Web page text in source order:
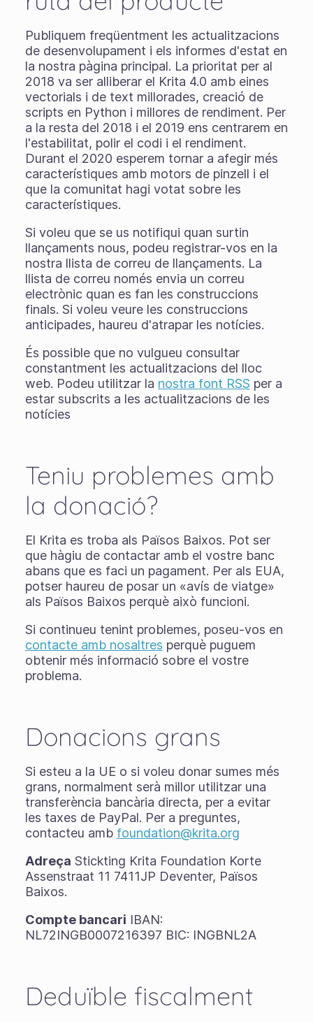
Publiquem freqüentment les actualitzacions
de desenvolupament i els informes d'estat en
la nostra pàgina principal. La prioritat per al
2018 va ser alliberar el Krita 4.0 amb eines
vectorials i de text millorades, creació de
scripts en Python i millores de rendiment. Per
a la resta del 2018 i el 2019 ens centrarem en
l'estabilitat, polir el codi i el rendiment.
Durant el 2020 esperem tornar a afegir més
característiques amb motors de pinzell i el
que la comunitat hagi votat sobre les
característiques.
Si voleu que se us notifiqui quan surtin
llançaments nous, podeu registrar-vos en la
nostra llista de correu de llançaments. La
llista de correu només envia un correu
electrònic quan es fan les construccions
finals. Si voleu veure les construccions
anticipades, haureu d'atrapar les notícies.
És possible que no vulgueu consultar
constantment les actualitzacions del lloc
web. Podeu utilitzar la nostra font RSS per a
estar subscrits a les actualitzacions de les
notícies
Teniu problemes amb
la donació?
El Krita es troba als Països Baixos. Pot ser
que hàgiu de contactar amb el vostre banc
abans que es faci un pagament. Per als EUA,
potser haureu de posar un «avís de viatge»
als Països Baixos perquè això funcioni.
Si continueu tenint problemes, poseu-vos en
contacte amb nosaltres perquè puguem
obtenir més informació sobre el vostre
problema.
Donacions grans
Si esteu a la UE o si voleu donar sumes més
grans, normalment serà millor utilitzar una
transferència bancària directa, per a evitar
les taxes de PayPal. Per a preguntes,
contacteu amb foundation@krita.org
Adreça Stickting Krita Foundation Korte
Assenstraat 11 7411JP Deventer, Països
Baixos.
Compte bancari IBAN:
NL72INGB0007216397 BIC: INGBNL2A
Deduïble fiscalment